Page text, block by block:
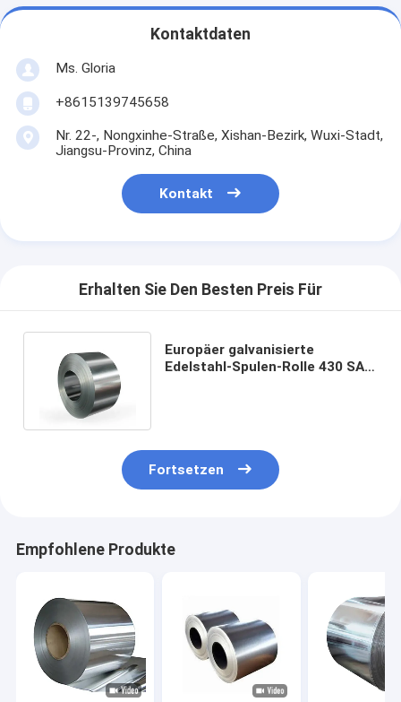
Kontaktdaten
Ms. Gloria
+8615139745658
Nr. 22-, Nongxinhe-Straße, Xishan-Bezirk, Wuxi-Stadt,
Jiangsu-Provinz, China
Kontakt
Erhalten Sie Den Besten Preis Für
Europäer galvanisierte
Edelstahl-Spulen-Rolle 430 SAE
Fortsetzen
Empfohlene Produkte